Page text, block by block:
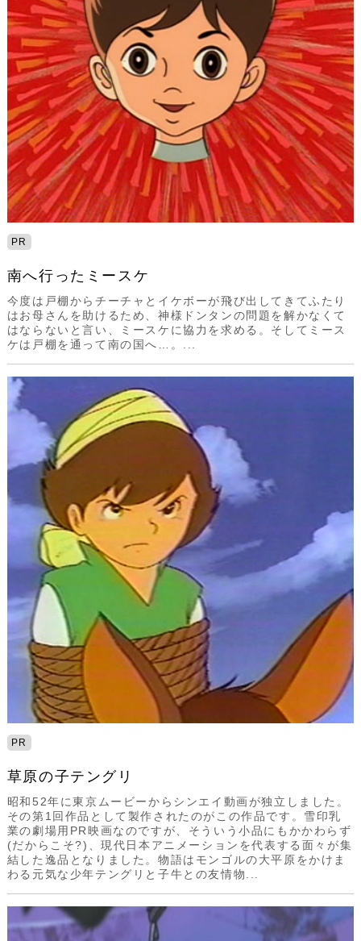
PR
南へ行ったミースケ
今度は戸棚からチーチャとイケボーが飛び出してきてふたり
はお母さんを助けるため、神様ドンタンの問題を解かなくて
はならないと言い、ミースケに協力を求める。そしてミース
ケは戸棚を通って南の国へ…。...
PR
草原の子テングリ
昭和52年に東京ムービーからシンエイ動画が独立しました。
その第1回作品として製作されたのがこの作品です。雪印乳
業の劇場用PR映画なのですが、そういう小品にもかかわらず
(だからこそ?)、現代日本アニメーションを代表する面々が集
結した逸品となりました。物語はモンゴルの大平原をかけま
わる元気な少年テングリと子牛との友情物...